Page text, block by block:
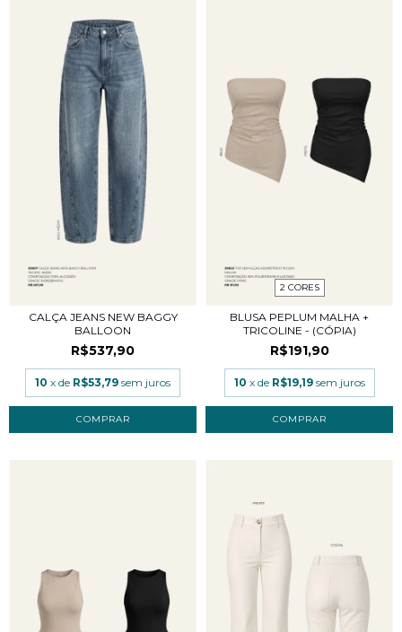
CALÇA JEANS NEW BAGGY
BALLOON
R$537,90
10 x de R$53,79 sem juros
COMPRAR
2 CORES
BLUSA PEPLUM MALHA +
TRICOLINE - (CÓPIA)
R$191,90
10 x de R$19,19 sem juros
COMPRAR